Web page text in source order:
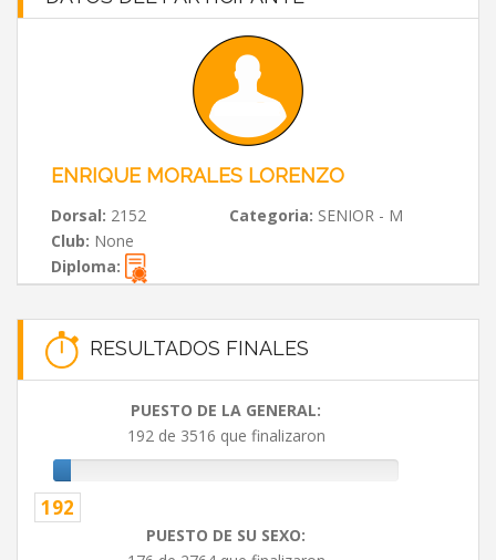
ENRIQUE MORALES LORENZO
Dorsal: 2152 Categoria: SENIOR - M
Club: None
Diploma:
RESULTADOS FINALES
PUESTO DE LA GENERAL:
192 de 3516 que finalizaron
192
PUESTO DE SU SEXO: